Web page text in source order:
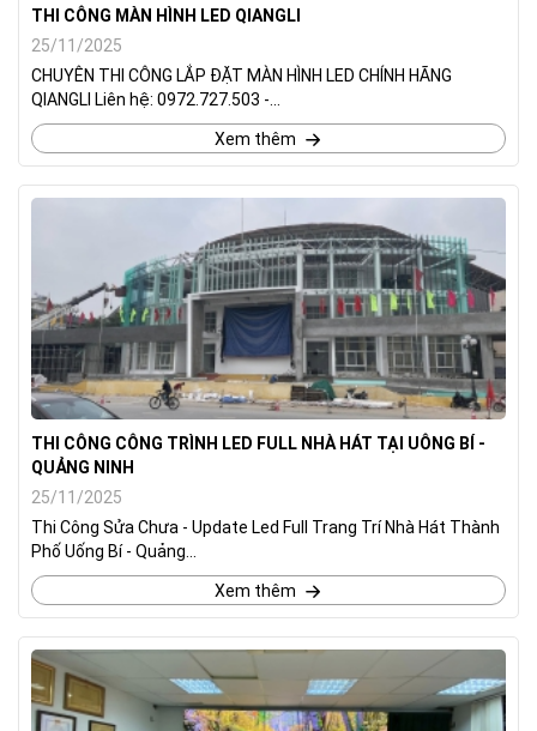
THI CÔNG MÀN HÌNH LED QIANGLI
25/11/2025
CHUYÊN THI CÔNG LẮP ĐẶT MÀN HÌNH LED CHÍNH HÃNG
QIANGLI Liên hệ: 0972.727.503 -...
Xem thêm
THI CÔNG CÔNG TRÌNH LED FULL NHÀ HÁT TẠI UÔNG BÍ -
QUẢNG NINH
25/11/2025
Thi Công Sửa Chưa - Update Led Full Trang Trí Nhà Hát Thành
Phố Uống Bí - Quảng...
Xem thêm